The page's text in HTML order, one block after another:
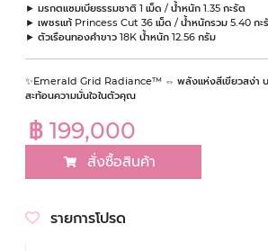
► มรกตแซมเบียธรรมชาติ 1 เม็ด / น้ำหนัก 1.35 กะรัต
► เพชรแท้ Princess Cut 36 เม็ด / น้ำหนักรวม 5.40 กะ
► ตัวเรือนทองคำขาว 18K น้ำหนัก 12.56 กรัม
✨Emerald Grid Radiance™ ⇔ พลังแห่งสีเขียวสง่า
สะท้อนความมั่นใจในตัวคุณ
฿ 199,000
สั่งซื้อสินค้า
รายการโปรด